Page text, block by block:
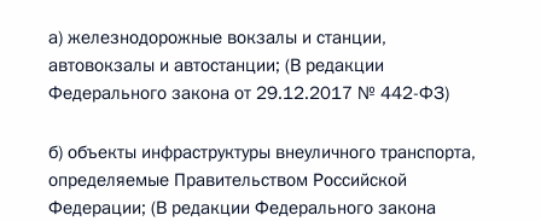
а) железнодорожные вокзалы и станции,
автовокзалы и автостанции; (В редакции
Федерального закона от 29.12.2017 № 442-ФЗ)
б) объекты инфраструктуры внеуличного транспорта,
определяемые Правительством Российской
Федерации; (В редакции Федерального закона